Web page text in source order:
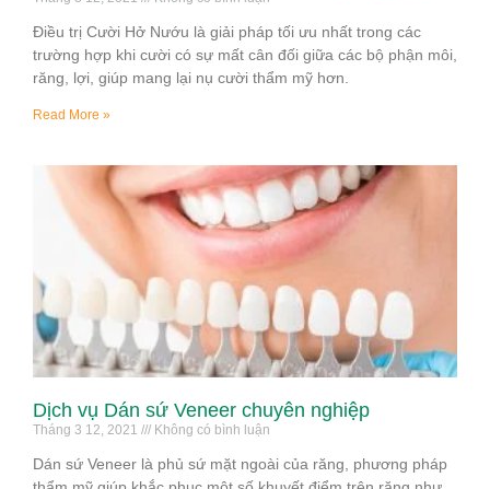
Điều trị Cười Hở Nướu là giải pháp tối ưu nhất trong các
trường hợp khi cười có sự mất cân đối giữa các bộ phận môi,
răng, lợi, giúp mang lại nụ cười thẩm mỹ hơn.
Read More »
Dịch vụ Dán sứ Veneer chuyên nghiệp
Tháng 3 12, 2021 Không có bình luận
Dán sứ Veneer là phủ sứ mặt ngoài của răng, phương pháp